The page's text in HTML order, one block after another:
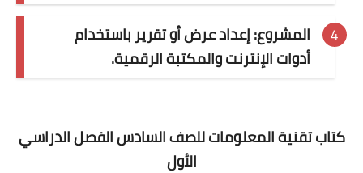
المشروع: إعداد عرض أو تقرير باستخدام
أدوات الإنترنت والمكتبة الرقمية.
كتاب تقنية المعلومات للصف السادس الفصل الدراسي
الأول